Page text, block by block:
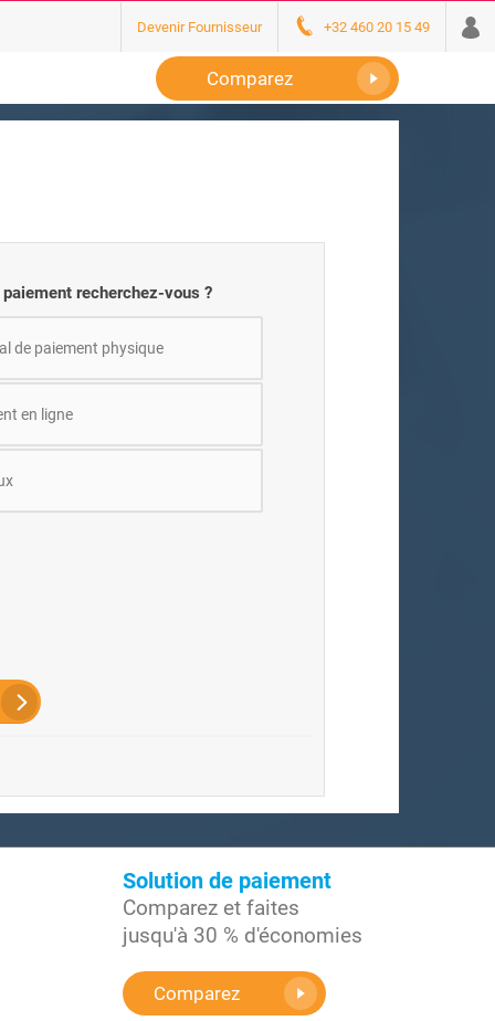
Devenir Fournisseur +32 460 20 15 49
Comparez
recherchez-vous ?
de paiement physique
en ligne
Solution de paiement
Comparez et faites
jusqu'à 30 % d'économies
Comparez